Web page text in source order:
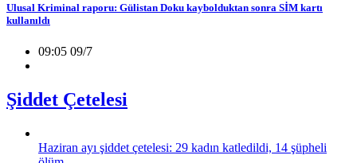
Ulusal Kriminal raporu: Gülistan Doku kaybolduktan sonra SİM kartı
kullanıldı
09:05 09/7
Şiddet Çetelesi
Haziran ayı şiddet çetelesi: 29 kadın katledildi, 14 şüpheli